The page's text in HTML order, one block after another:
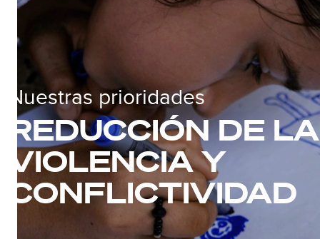
Nuestras prioridades
REDUCCIÓN DE LA
VIOLENCIA Y
CONFLICTIVIDAD